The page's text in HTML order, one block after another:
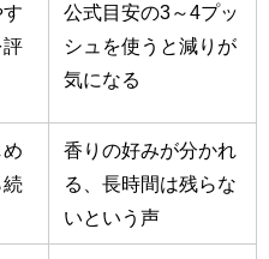
評
公式目安の3～4プッ
シュを使うと減りが
気になる
続
香りの好みが分かれ
る、長時間は残らな
いという声